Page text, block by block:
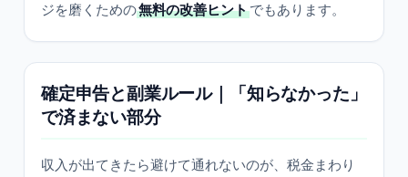
ジを磨くための無料の改善ヒントでもあります。
確定申告と副業ルール｜「知らなかった」
で済まない部分
収入が出てきたら避けて通れないのが、税金まわり